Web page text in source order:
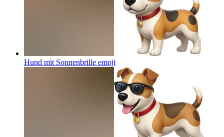
Hund mit Sonnenbrille emoji